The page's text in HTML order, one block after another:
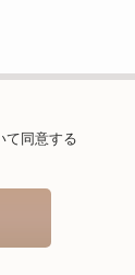
供することはあ
た委託者に業務委
内容の訂正・追加
て同意する